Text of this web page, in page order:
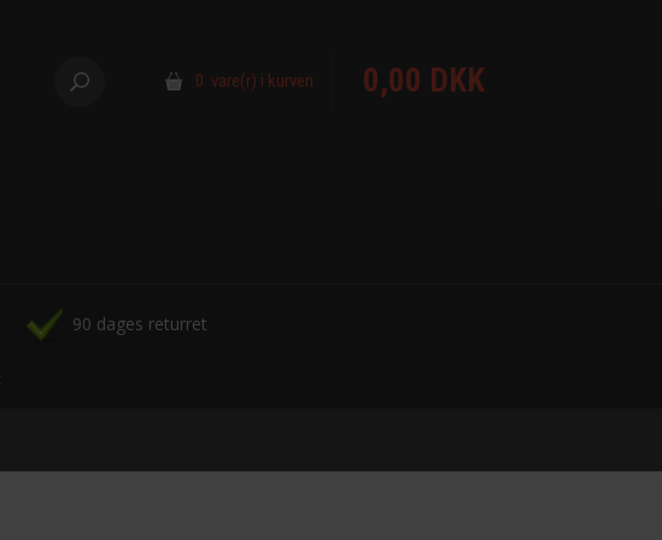
0 vare(r) i kurven 0,00 DKK
90 dages returret